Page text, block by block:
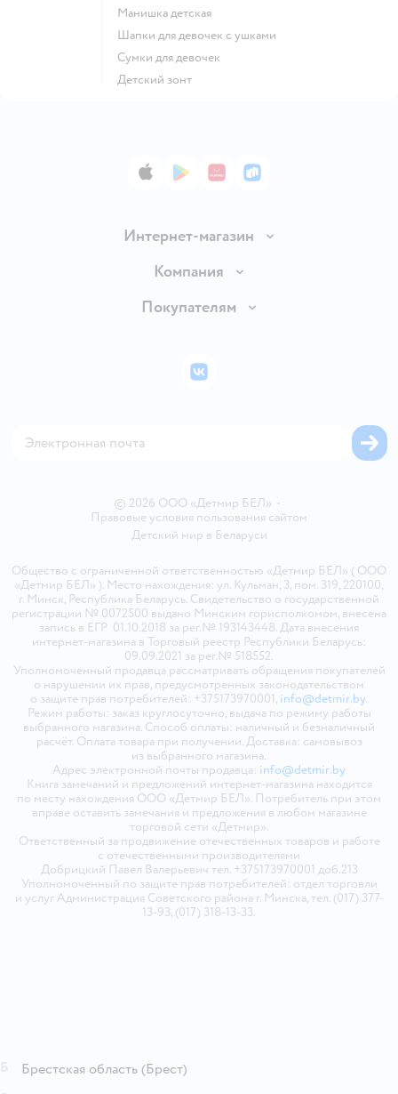
Манишка детская
Шапки для девочек с ушками
Сумки для девочек
Детский зонт
App StoreGoogle Play
AppGallery
RuStore
Интернет-магазин
Доставка и оплата
Правила продажи
Политика использования файлов cookie
Компания
Вакансии
Покупателям
Бонусные карты
© 2026 ООО «Детмир БЕЛ» •
Правовые условия пользования сайтом
Детский мир в Беларуси
Общество с ограниченной ответственностью «Детмир БЕЛ» ( ООО
«Детмир БЕЛ» ). Место нахождения: ул. Кульман, 3, пом. 319, 220100,
г. Минск, Республика Беларусь. Свидетельство о государственной
регистрации № 0072500 выдано Минским горисполкомом, внесена
запись в ЕГР 01.10.2018 за рег.№ 193143448. Дата внесения
интернет-магазина в Торговый реестр Республики Беларусь:
09.09.2021 за рег.№ 518552.
Уполномоченный продавца рассматривать обращения покупателей
о нарушении их прав, предусмотренных законодательством
о защите прав потребителей: +375173970001, info@detmir.by.
Режим работы: заказ круглосуточно, выдача по режиму работы
выбранного магазина. Способ оплаты: наличный и безналичный
расчёт. Оплата товара при получении. Доставка: самовывоз
из выбранного магазина.
Адрес электронной почты продавца: info@detmir.by
Книга замечаний и предложений интернет-магазина находится
по месту нахождения ООО «Детмир БЕЛ». Потребитель при этом
вправе оставить замечания и предложения в любом магазине
торговой сети «Детмир».
Ответственный за продвижение отечественных товаров и работе
с отечественными производителями
Добрицкий Павел Валерьевич тел. +375173970001 доб.213
Уполномоченный по защите прав потребителей: отдел торговли
и услуг Администрация Советского района г. Минска, тел. (017) 377-
13-93, (017) 318-13-33.
ВКонтакте
Брестская область (Брест)